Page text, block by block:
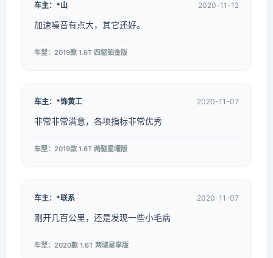
车主：*山 2020-11-12
加速噪音有点大，其它还好。
车型：2019款 1.6T 四驱铂金版
车主：*饰黄工 2020-11-07
非常非常满意，各项指标非常优秀
车型：2019款 1.6T 两驱星曜版
车主：*联系 2020-11-07
刚开几百公里，还是发现一些小毛病
车型：2020款 1.6T 两驱星享版